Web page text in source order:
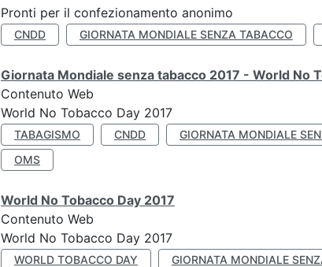
Pronti per il confezionamento anonimo
CNDD GIORNATA MONDIALE SENZA TABACCO
Giornata Mondiale senza tabacco 2017 - World No
Contenuto Web
World No Tobacco Day 2017
TABAGISMO CNDD GIORNATA MONDIALE
OMS
World No Tobacco Day 2017
Contenuto Web
World No Tobacco Day 2017
WORLD TOBACCO DAY GIORNATA MONDIALE